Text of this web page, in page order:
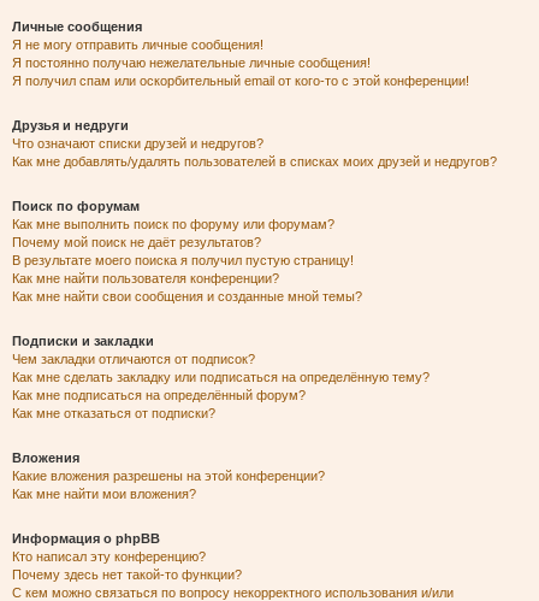
Личные сообщения
Я не могу отправить личные сообщения!
Я постоянно получаю нежелательные личные сообщения!
Я получил спам или оскорбительный email от кого-то с этой конференции!
Друзья и недруги
Что означают списки друзей и недругов?
Как мне добавлять/удалять пользователей в списках моих друзей и недругов?
Поиск по форумам
Как мне выполнить поиск по форуму или форумам?
Почему мой поиск не даёт результатов?
В результате моего поиска я получил пустую страницу!
Как мне найти пользователя конференции?
Как мне найти свои сообщения и созданные мной темы?
Подписки и закладки
Чем закладки отличаются от подписок?
Как мне сделать закладку или подписаться на определённую тему?
Как мне подписаться на определённый форум?
Как мне отказаться от подписки?
Вложения
Какие вложения разрешены на этой конференции?
Как мне найти мои вложения?
Информация о phpBB
Кто написал эту конференцию?
Почему здесь нет такой-то функции?
С кем можно связаться по вопросу некорректного использования и/или